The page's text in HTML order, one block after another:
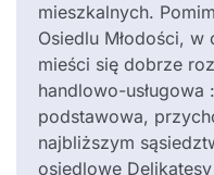
mieszkalnych.
Osiedlu Młodości, w
mieści się dobrze
handlowo-usługowa
podstawowa,
najbliższym
osiedlowe